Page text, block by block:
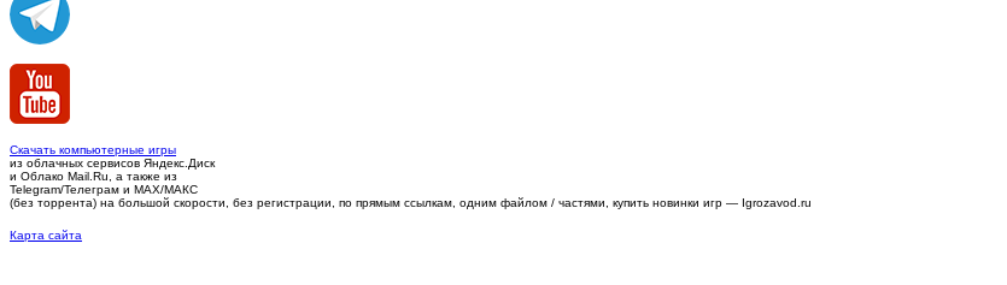
Скачать компьютерные игры
из облачных сервисов Яндекс.Диск
и Облако Mail.Ru, а также из
Telegram/Телеграм и MAX/МАКС
(без торрента) на большой скорости, без регистрации, по прямым ссылкам, одним файлом / частями, купить новинки игр — Igrozavod.ru
Карта сайта